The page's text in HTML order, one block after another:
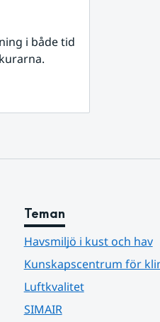
i både tid
Teman
Havsmiljö i kust och hav
Kunskapscentrum för
Luftkvalitet
SIMAIR